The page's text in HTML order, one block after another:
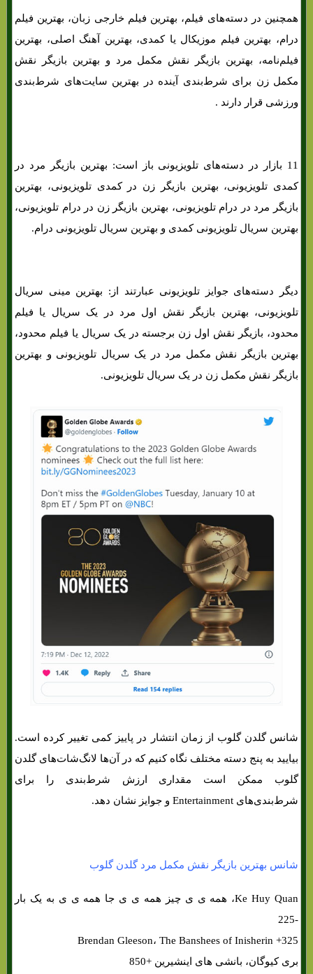
همچنین در دسته‌های‌ فیلم، بهترین فیلم خارجی زبان، بهترین فیلم
درام، بهترین فیلم موزیکال یا کمدی، بهترین آهنگ اصلی، بهترین
فیلم‌نامه، بهترین بازیگر نقش مکمل مرد و بهترین بازیگر نقش
مکمل زن برای شرط‌بندی آینده در بهترین سایت‌های‌ شرط‌بندی
ورزشی قرار دارند .
11 بازار در دسته‌های‌ تلویزیونی باز است: بهترین بازیگر مرد در
کمدی تلویزیونی، بهترین بازیگر زن در کمدی تلویزیونی، بهترین
بازیگر مرد در درام تلویزیونی، بهترین بازیگر زن در درام تلویزیونی،
بهترین سریال تلویزیونی کمدی و بهترین سریال تلویزیونی درام.
دیگر دسته‌های‌ جوایز تلویزیونی عبارتند از: بهترین مینی سریال
تلویزیونی، بهترین بازیگر نقش اول مرد در یک سریال یا فیلم
محدود، بازیگر نقش اول زن برجسته در یک سریال یا فیلم محدود،
بهترین بازیگر نقش مکمل مرد در یک سریال تلویزیونی و بهترین
بازیگر نقش مکمل زن در یک سریال تلویزیونی.
شانس گلدن گلوب از زمان انتشار در پاییز کمی تغییر کرده است.
بیایید به پنج دسته مختلف نگاه کنیم که در آن‌ها لانگ‌شات‌های‌ گلدن
گلوب ممکن است مقداری ارزش شرط‌بندی را برای
شرط‌بندی‌های‌ Entertainment و جوایز نشان دهد.
شانس بهترین بازیگر نقش مکمل مرد گلدن گلوب
Ke Huy Quan، همه ی ی چیز همه ی ی جا همه ی ی به یک بار
-225
Brendan Gleeson، The Banshees of Inisherin +325
بری کیوگان، بانشی های‌ اینشیرین +850